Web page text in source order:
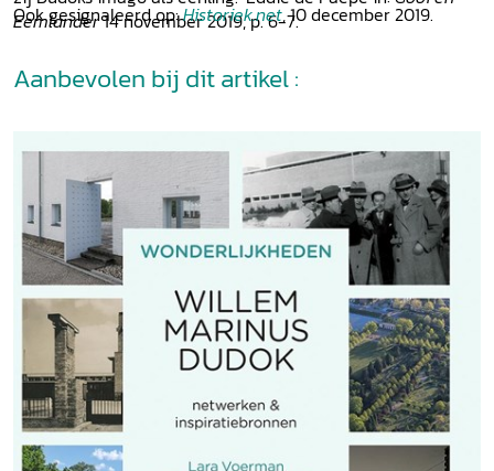
Eemlander14 november 2019, p. 6-7.
Ook gesignaleerd op:Historiek.net, 10 december 2019.
Aanbevolen bij dit artikel :